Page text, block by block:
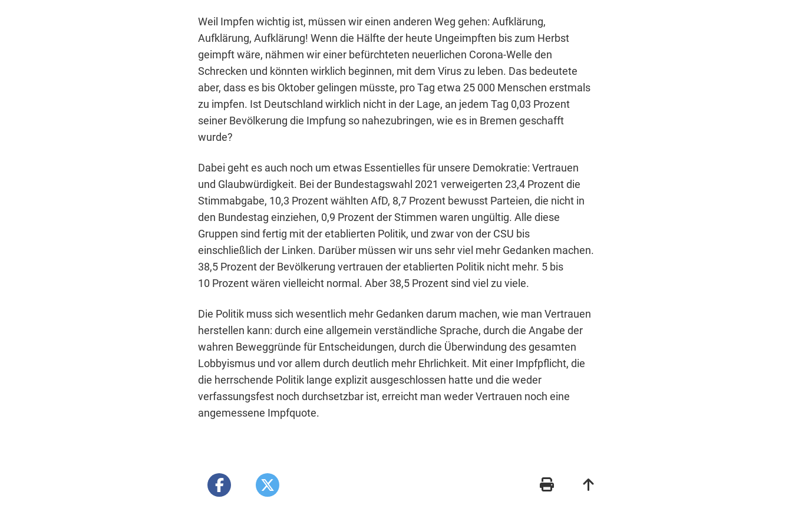
Weil Impfen wichtig ist, müssen wir einen anderen Weg gehen: Aufklärung,
Aufklärung, Aufklärung! Wenn die Hälfte der heute Ungeimpften bis zum Herbst
geimpft wäre, nähmen wir einer befürchteten neuerlichen Corona-Welle den
Schrecken und könnten wirklich beginnen, mit dem Virus zu leben. Das bedeutete
aber, dass es bis Oktober gelingen müsste, pro Tag etwa 25 000 Menschen erstmals
zu impfen. Ist Deutschland wirklich nicht in der Lage, an jedem Tag 0,03 Prozent
seiner Bevölkerung die Impfung so nahezubringen, wie es in Bremen geschafft
wurde?
Dabei geht es auch noch um etwas Essentielles für unsere Demokratie: Vertrauen
und Glaubwürdigkeit. Bei der Bundestagswahl 2021 verweigerten 23,4 Prozent die
Stimmabgabe, 10,3 Prozent wählten AfD, 8,7 Prozent bewusst Parteien, die nicht in
den Bundestag einziehen, 0,9 Prozent der Stimmen waren ungültig. Alle diese
Gruppen sind fertig mit der etablierten Politik, und zwar von der CSU bis
einschließlich der Linken. Darüber müssen wir uns sehr viel mehr Gedanken machen.
38,5 Prozent der Bevölkerung vertrauen der etablierten Politik nicht mehr. 5 bis
10 Prozent wären vielleicht normal. Aber 38,5 Prozent sind viel zu viele.
Die Politik muss sich wesentlich mehr Gedanken darum machen, wie man Vertrauen
herstellen kann: durch eine allgemein verständliche Sprache, durch die Angabe der
wahren Beweggründe für Entscheidungen, durch die Überwindung des gesamten
Lobbyismus und vor allem durch deutlich mehr Ehrlichkeit. Mit einer Impfpflicht, die
die herrschende Politik lange explizit ausgeschlossen hatte und die weder
verfassungsfest noch durchsetzbar ist, erreicht man weder Vertrauen noch eine
angemessene Impfquote.